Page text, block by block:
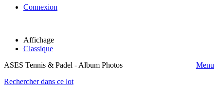
Connexion
Affichage
Classique
ASES Tennis & Padel - Album Photos
Menu
Rechercher dans ce lot